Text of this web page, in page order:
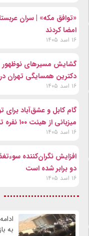
«توافق مکه» | سران
امضا کردند
۱۶ اسد ۱۴۰۵
گشایش مسیرهای نوظهور
دکترین همسایگی تهران
۱۶ اسد ۱۴۰۵
گام کابل و عشق‌آباد برای
میزبانی از هیئت ۱۰۰ نفره تجار ترکمنستان
۱۶ اسد ۱۴۰۵
دو برابر شده است
۱۶ اسد ۱۴۰۵
به